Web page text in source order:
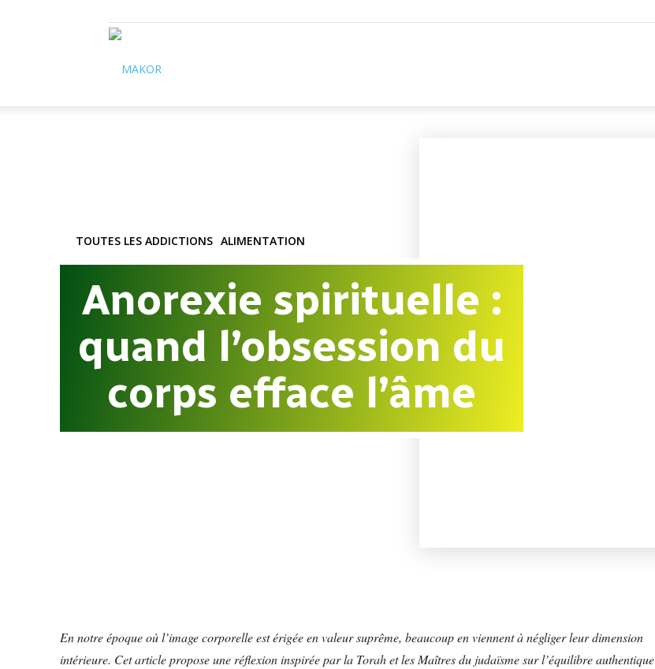
TOUTES LES ADDICTIONS ALIMENTATION
Anorexie spirituelle :
quand l’obsession du
corps efface l’âme
En notre époque où l’image corporelle est érigée en valeur suprême, beaucoup en viennent à négliger leur dimension
intérieure. Cet article propose une réflexion inspirée par la Torah et les Maîtres du judaïsme sur l’équilibre authentique